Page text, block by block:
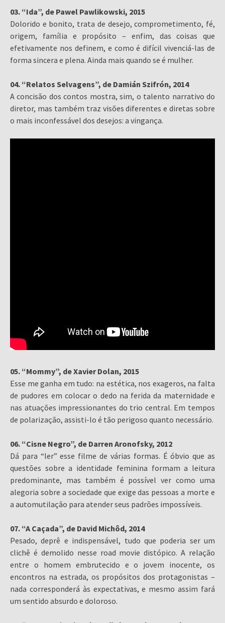
03. “Ida”, de Pawel Pawlikowski, 2015
Dolorido e bonito, trata de desejo, comprometimento, fé,
origem, família e propósito – enfim, das coisas que
efetivamente nos definem, e como é difícil vivenciá-las de
forma sincera e plena. Ainda mais quando se é mulher.
04. “Relatos Selvagens”, de Damián Szifrón, 2014
A concisão dos contos mostra, sim, o talento narrativo do
diretor, mas também traz visões diferentes e diretas sobre
o mais inconfessável dos desejos: a vingança.
05. “Mommy”, de Xavier Dolan, 2015
Esse me ganha em tudo: na estética, nos exageros, na falta
de pudores em colocar o dedo na ferida da maternidade e
nas atuações impressionantes do trio central. Em tempos
de polarização, assisti-lo é tão perigoso quanto necessário.
06. “Cisne Negro”, de Darren Aronofsky, 2012
Dá para “ler” esse filme de várias formas. É óbvio que as
questões sobre a identidade feminina formam a leitura
predominante, mas também é possível ver como uma
alegoria sobre a sociedade que exige das pessoas a morte e
a automutilação para atender seus padrões impossíveis.
07. “A Caçada”, de David Michôd, 2014
Pesado, deprê e indispensável, tudo que poderia ser um
clichê é demolido nesse road movie distópico. A relação
entre o homem embrutecido e o jovem inocente, os
encontros na estrada, os propósitos dos protagonistas –
nada corresponderá às expectativas, e mesmo assim fará
um sentido absurdo e doloroso.